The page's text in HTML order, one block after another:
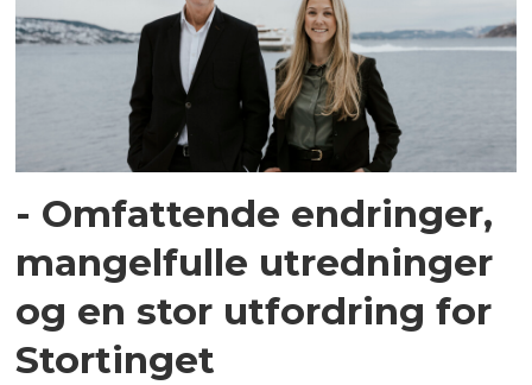
- Omfattende endringer,
mangelfulle utredninger
og en stor utfordring for
Stortinget